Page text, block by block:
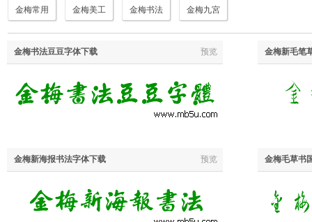
金梅常用 金梅美工 金梅书法 金梅九宮
金梅书法豆豆字体下载 预览 金梅新毛笔
金梅新海报书法字体下载 预览 金梅毛草书